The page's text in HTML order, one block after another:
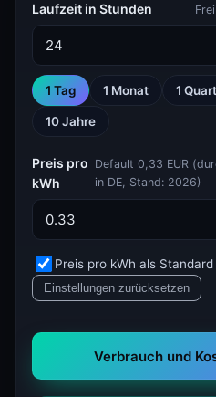
Laufzeit in Stunden
1 Tag 1 Monat 1
10 Jahre
Preis pro
kWh
Default 0,33 EUR
in DE, Stand: 2026)
Preis pro kWh als
Einstellungen zurücksetzen
Verbrauch und